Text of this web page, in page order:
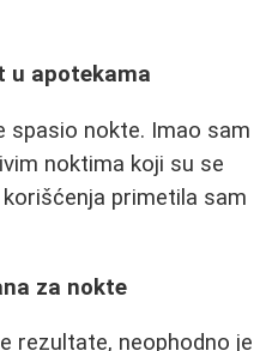
u apotekama
spasio nokte. Imao sam
noktima koji su se
primetila sam
za nokte
rezultate, neophodno je